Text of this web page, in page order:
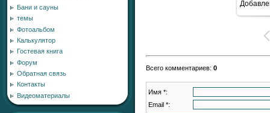
Бани и сауны
темы
Фотоальбом
Калькулятор
Гостевая книга
Форум
Обратная связь
Контакты
Видеоматериалы
Всего комментариев: 0
Имя *:
Email *: